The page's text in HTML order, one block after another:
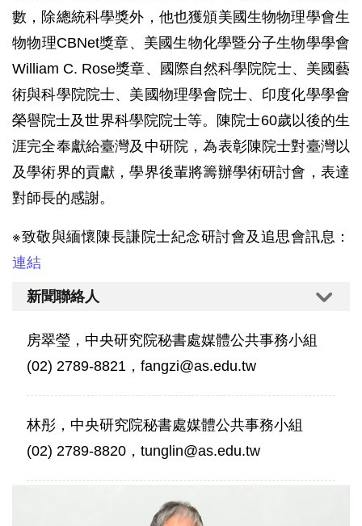
數，除總統科學獎外，他也獲頒美國生物物理學會生
物物理CBNet獎章、美國生物化學暨分子生物學學會
William C. Rose獎章、國際自然科學院院士、美國藝
術與科學院院士、美國物理學會院士、印度化學學會
榮譽院士及世界科學院院士等。陳院士60歲以後的生
涯完全奉獻給臺灣及中研院，為表彰陳院士對臺灣以
及學術界的貢獻，學界後輩將籌辦學術研討會，表達
對師長的感謝。
※致敬與緬懷陳長謙院士紀念研討會及追思會訊息：
連結
新聞聯絡人
房翠瑩，中央研究院秘書處媒體公共事務小組
(02) 2789-8821，fangzi@as.edu.tw
林彤，中央研究院秘書處媒體公共事務小組
(02) 2789-8820，tunglin@as.edu.tw